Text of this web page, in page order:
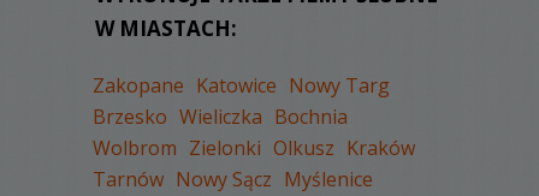
W MIASTACH:
Zakopane Katowice Nowy Targ
Brzesko Wieliczka Bochnia
Wolbrom Zielonki Olkusz Kraków
Tarnów Nowy Sącz Myślenice